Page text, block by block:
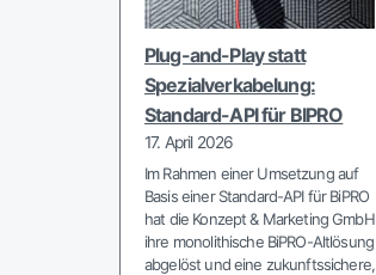
Plug-and-Play statt
Spezialverkabelung:
Standard-API für BIPRO
17. April 2026
Im Rahmen einer Umsetzung auf
Basis einer Standard-API für BiPRO
hat die Konzept & Marketing GmbH
ihre monolithische BiPRO-Altlösung
abgelöst und eine zukunftssichere,